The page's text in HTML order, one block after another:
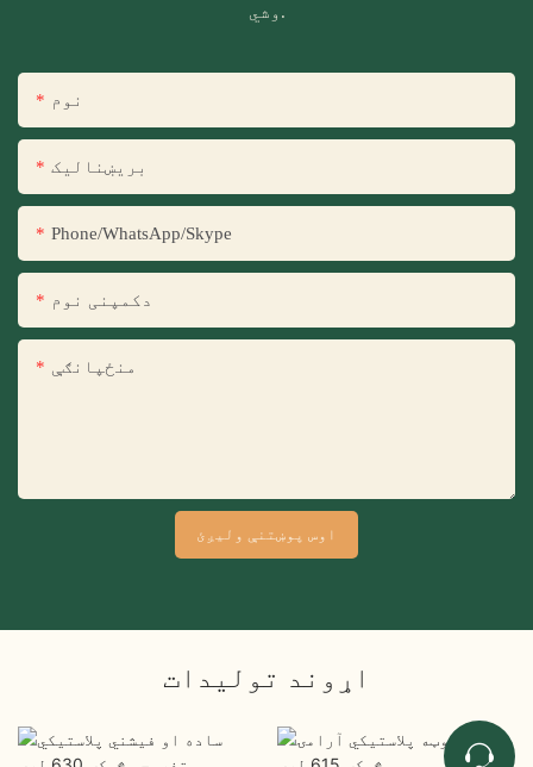
وشي.
نوم
بریښنالیک
Phone/WhatsApp/Skype
دکمپنی نوم
منځپانګې
اوس پوښتنې ولیږئ
اړوند توليدات